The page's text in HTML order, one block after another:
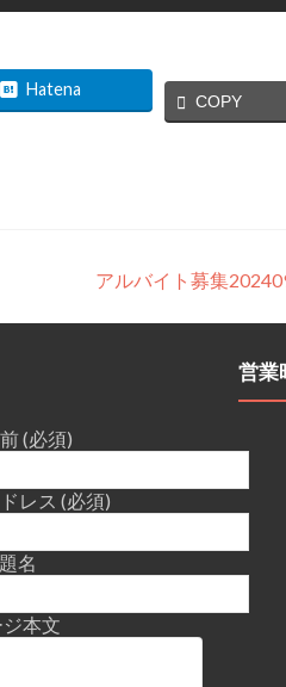
Hatena
COPY
アルバイト募集
(必須)
レス (必須)
題名
ジ本文
営業